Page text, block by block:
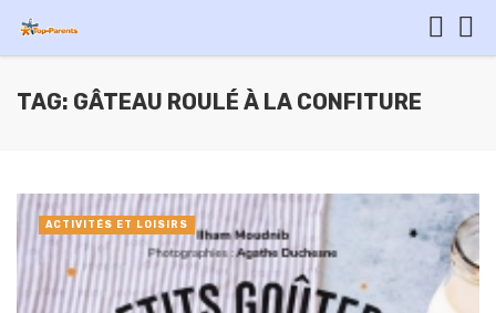
TAG: GÂTEAU ROULÉ À LA CONFITURE
ACTIVITÉS ET LOISIRS